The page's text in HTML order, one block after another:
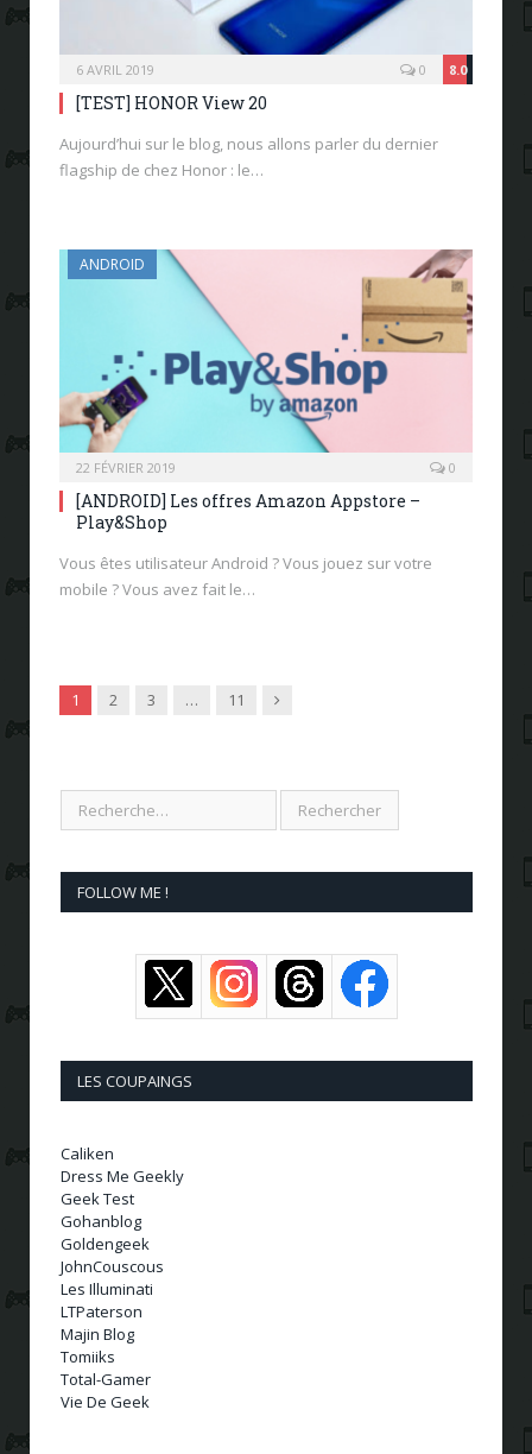
6 AVRIL 2019 8.0
0
[TEST] HONOR View 20
Aujourd’hui sur le blog, nous allons parler du dernier
flagship de chez Honor : le…
ANDROID
22 FÉVRIER 2019 0
[ANDROID] Les offres Amazon Appstore –
Play&Shop
Vous êtes utilisateur Android ? Vous jouez sur votre
mobile ? Vous avez fait le…
1 2 3 … 11 Next
FOLLOW ME !
LES COUPAINGS
Caliken
Dress Me Geekly
Geek Test
Gohanblog
Goldengeek
JohnCouscous
Les Illuminati
LTPaterson
Majin Blog
Tomiiks
Total-Gamer
Vie De Geek